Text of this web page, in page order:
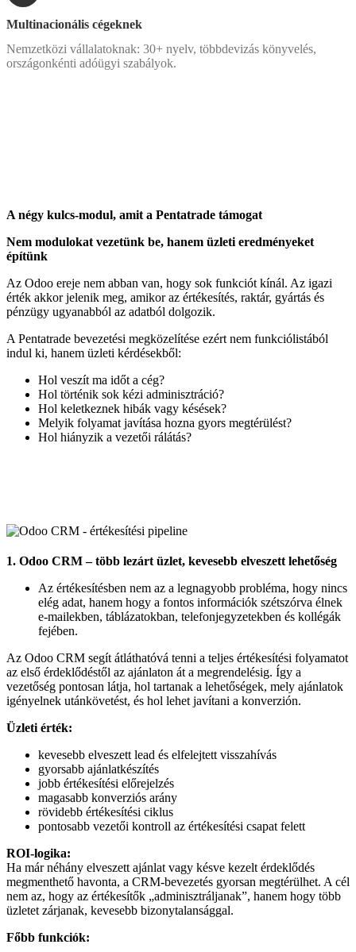
Multinacionális cégeknek
Nemzetközi vállalatoknak: 30+ nyelv, többdevizás könyvelés,
országonkénti adóügyi szabályok.
A négy kulcs-modul, amit a Pentatrade támogat
Nem modulokat vezetünk be, hanem üzleti eredményeket
építünk
Az Odoo ereje nem abban van, hogy sok funkciót kínál. Az igazi
érték akkor jelenik meg, amikor az értékesítés, raktár, gyártás és
pénzügy ugyanabból az adatból dolgozik.
A Pentatrade bevezetési megközelítése ezért nem funkciólistából
indul ki, hanem üzleti kérdésekből:
Hol veszít ma időt a cég?
Hol történik sok kézi adminisztráció?
Hol keletkeznek hibák vagy késések?
Melyik folyamat javítása hozna gyors megtérülést?
Hol hiányzik a vezetői rálátás?
1. Odoo CRM – több lezárt üzlet, kevesebb elveszett lehetőség
Az értékesítésben nem az a legnagyobb probléma, hogy nincs
elég adat, hanem hogy a fontos információk szétszórva élnek
e-mailekben, táblázatokban, telefonjegyzetekben és kollégák
fejében.
Az Odoo CRM segít átláthatóvá tenni a teljes értékesítési folyamatot
az első érdeklődéstől az ajánlaton át a megrendelésig. Így a
vezetőség pontosan látja, hol tartanak a lehetőségek, mely ajánlatok
igényelnek utánkövetést, és hol lehet javítani a konverzión.
Üzleti érték:
kevesebb elveszett lead és elfelejtett visszahívás
gyorsabb ajánlatkészítés
jobb értékesítési előrejelzés
magasabb konverziós arány
rövidebb értékesítési ciklus
pontosabb vezetői kontroll az értékesítési csapat felett
ROI-logika:
Ha már néhány elveszett ajánlat vagy késve kezelt érdeklődés
megmenthető havonta, a CRM-bevezetés gyorsan megtérülhet. A cél
nem az, hogy az értékesítők „adminisztráljanak”, hanem hogy több
üzletet zárjanak, kevesebb bizonytalansággal.
Főbb funkciók: